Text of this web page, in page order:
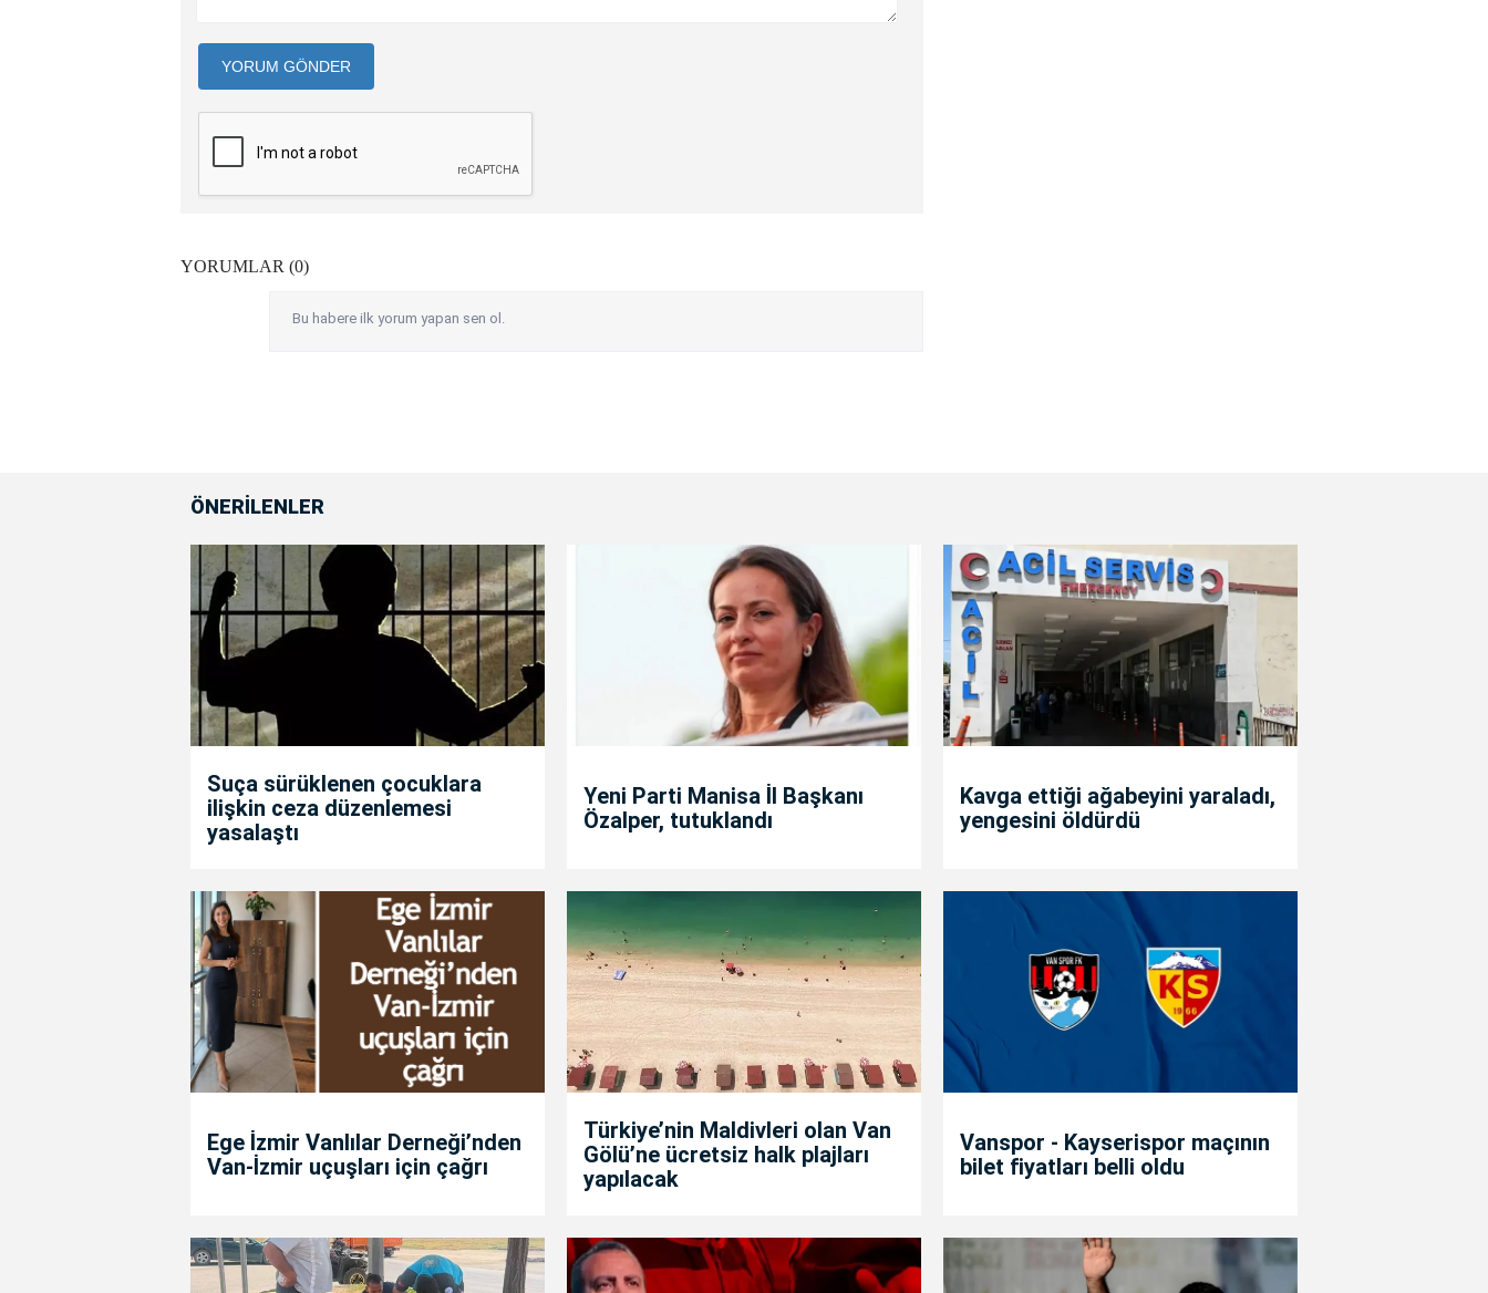
YORUM GÖNDER
YORUMLAR (0)
Bu habere ilk yorum yapan sen ol.
ÖNERİLENLER
Suça sürüklenen çocuklara
ilişkin ceza düzenlemesi
yasalaştı
Yeni Parti Manisa İl Başkanı
Özalper, tutuklandı
Kavga ettiği ağabeyini yaraladı,
yengesini öldürdü
Ege İzmir Vanlılar Derneği’nden
Van-İzmir uçuşları için çağrı
Türkiye’nin Maldivleri olan Van
Gölü’ne ücretsiz halk plajları
yapılacak
Vanspor - Kayserispor maçının
bilet fiyatları belli oldu